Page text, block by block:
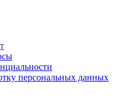
персональных данных